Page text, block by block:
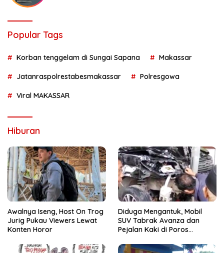
Popular Tags
Korban tenggelam di Sungai Sapana Makassar
Jatanraspolrestabesmakassar Polresgowa
Viral MAKASSAR
Hiburan
Awalnya Iseng, Host On Trog
Jurig Pukau Viewers Lewat
Konten Horor
Diduga Mengantuk, Mobil
SUV Tabrak Avanza dan
Pejalan Kaki di Poros